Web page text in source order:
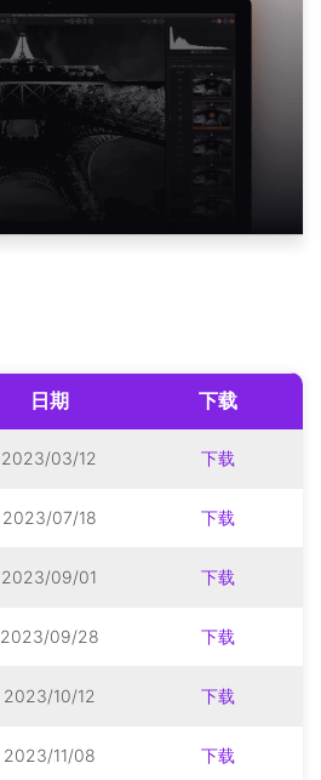
日期 下载
2023/03/12 下载
2023/07/18 下载
2023/09/01 下载
2023/09/28 下载
2023/10/12 下载
2023/11/08 下载